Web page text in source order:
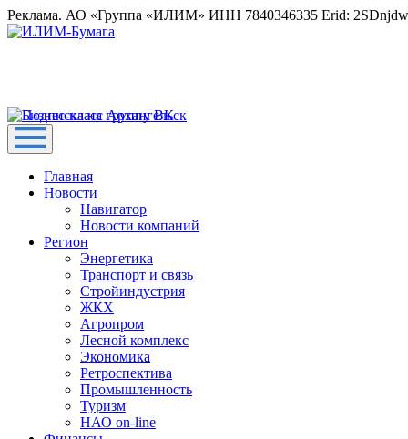
Реклама. АО «Группа «ИЛИМ» ИНН 7840346335 Erid:
Главная
Новости
Навигатор
Новости компаний
Регион
Энергетика
Транспорт и связь
Стройиндустрия
ЖКХ
Агропром
Лесной комплекс
Экономика
Ретроспектива
Промышленность
Туризм
НАО on-line